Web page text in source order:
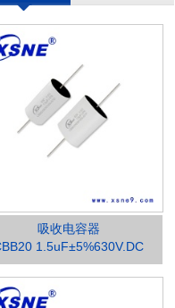
吸收电容器
1.5uF±5%630V.DC